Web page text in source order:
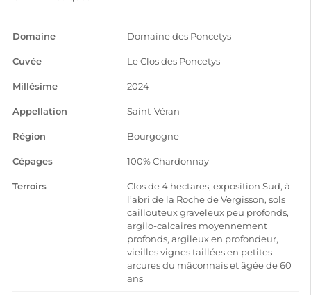
Domaine Domaine des Poncetys
Cuvée Le Clos des Poncetys
Millésime 2024
Appellation Saint-Véran
Région Bourgogne
Cépages 100% Chardonnay
Terroirs
Clos de 4 hectares, exposition Sud, à
l’abri de la Roche de Vergisson, sols
caillouteux graveleux peu profonds,
argilo-calcaires moyennement
profonds, argileux en profondeur,
vieilles vignes taillées en petites
arcures du mâconnais et âgée de 60
ans